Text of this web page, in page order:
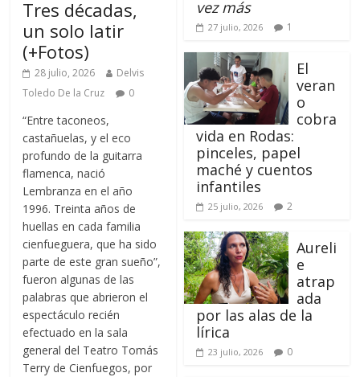
Tres décadas,
un solo latir
(+Fotos)
28 julio, 2026
Delvis
Toledo De la Cruz
0
“Entre taconeos,
castañuelas, y el eco
profundo de la guitarra
flamenca, nació
Lembranza en el año
1996. Treinta años de
huellas en cada familia
cienfueguera, que ha sido
parte de este gran sueño”,
fueron algunas de las
palabras que abrieron el
espectáculo recién
efectuado en la sala
general del Teatro Tomás
Terry de Cienfuegos, por
vez más
27 julio, 2026 1
El
veran
o
cobra
vida en Rodas:
pinceles, papel
maché y cuentos
infantiles
25 julio, 2026 2
Aureli
e
atrap
ada
por las alas de la
lírica
23 julio, 2026 0